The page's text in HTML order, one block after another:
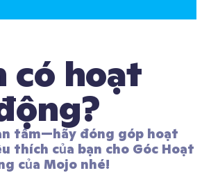
có hoạt
tâm—hãy đóng góp hoạt
thích của bạn cho Góc Hoạt
của Mojo nhé!